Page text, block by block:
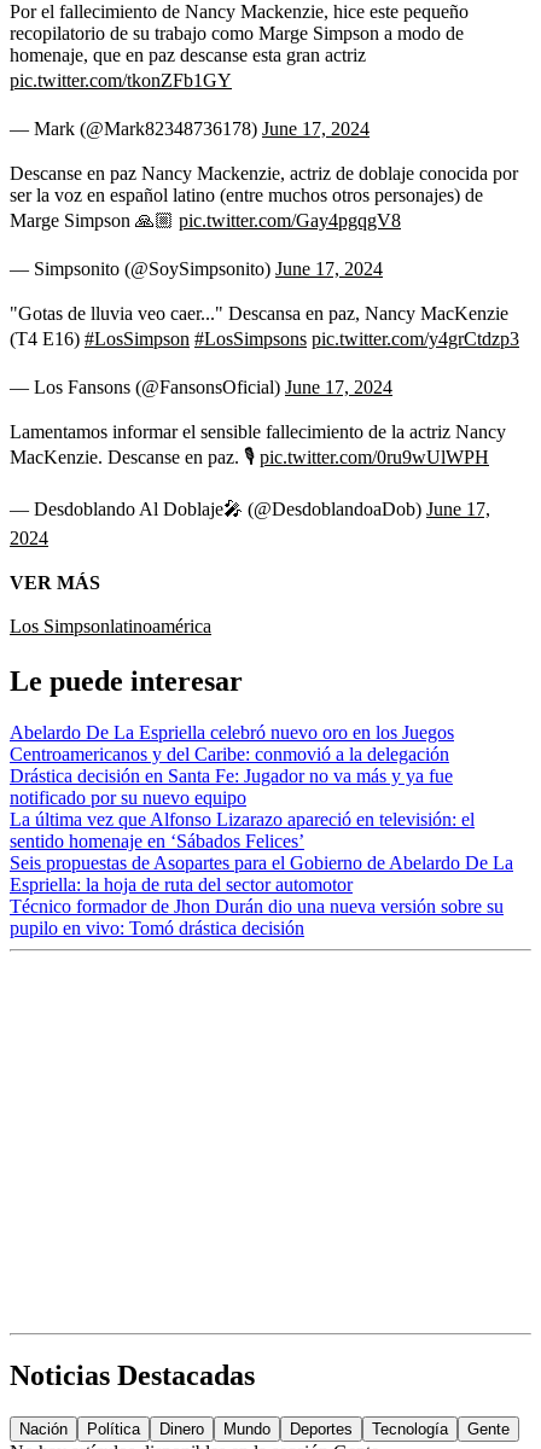
Por el fallecimiento de Nancy Mackenzie, hice este pequeño
recopilatorio de su trabajo como Marge Simpson a modo de
homenaje, que en paz descanse esta gran actriz
pic.twitter.com/tkonZFb1GY
— Mark (@Mark82348736178) June 17, 2024
Descanse en paz Nancy Mackenzie, actriz de doblaje conocida por
ser la voz en español latino (entre muchos otros personajes) de
Marge Simpson 🙏🏼 pic.twitter.com/Gay4pgqgV8
— Simpsonito (@SoySimpsonito) June 17, 2024
"Gotas de lluvia veo caer..." Descansa en paz, Nancy MacKenzie
(T4 E16) #LosSimpson #LosSimpsons pic.twitter.com/y4grCtdzp3
— Los Fansons (@FansonsOficial) June 17, 2024
Lamentamos informar el sensible fallecimiento de la actriz Nancy
MacKenzie. Descanse en paz. 🎙️ pic.twitter.com/0ru9wUlWPH
— Desdoblando Al Doblaje🎤 (@DesdoblandoaDob) June 17,
2024
VER MÁS
Los Simpsonlatinoamérica
Le puede interesar
Abelardo De La Espriella celebró nuevo oro en los Juegos
Centroamericanos y del Caribe: conmovió a la delegación
Drástica decisión en Santa Fe: Jugador no va más y ya fue
notificado por su nuevo equipo
La última vez que Alfonso Lizarazo apareció en televisión: el
sentido homenaje en ‘Sábados Felices’
Seis propuestas de Asopartes para el Gobierno de Abelardo De La
Espriella: la hoja de ruta del sector automotor
Técnico formador de Jhon Durán dio una nueva versión sobre su
pupilo en vivo: Tomó drástica decisión
Noticias Destacadas
Nación Política Dinero Mundo Deportes Tecnología Gente